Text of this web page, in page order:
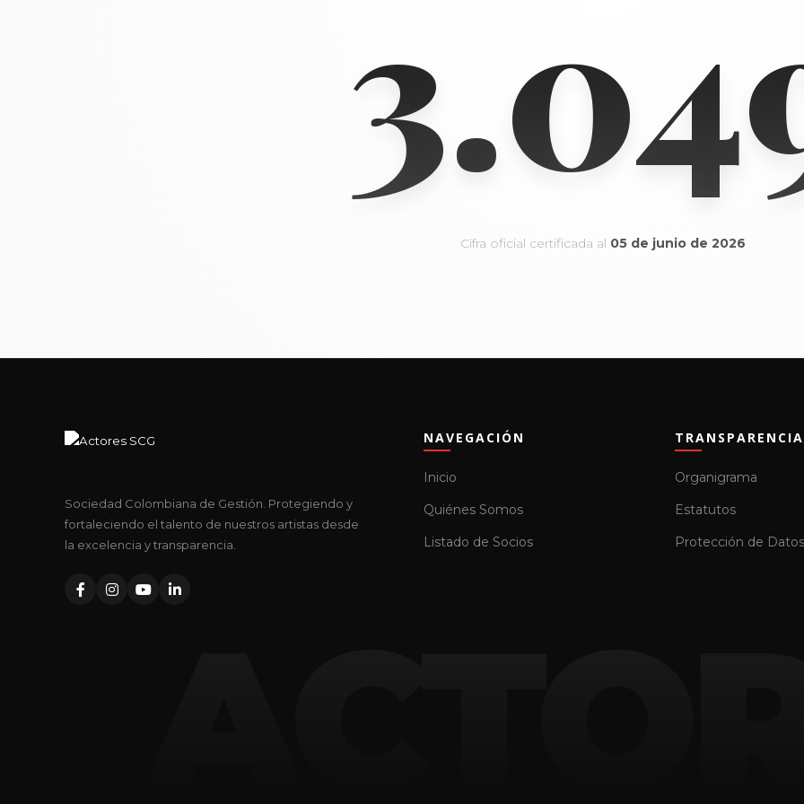
Cifra oficial certificada al 05 de junio de 2026
Sociedad Colombiana de Gestión. Protegiendo y
fortaleciendo el talento de nuestros artistas desde
la excelencia y transparencia.
NAVEGACIÓN
Inicio
Quiénes Somos
Listado de Socios
TRANSPARENCIA
Organigrama
Estatutos
Protección de Datos